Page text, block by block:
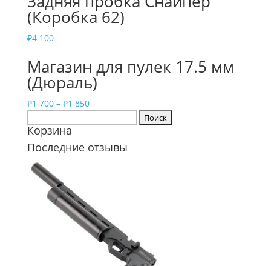
(Коробка 62)
₽4 100
Магазин для пулек 17.5 мм
(Дюраль)
₽1 700– ₽1 850
Корзина
Последние отзывы